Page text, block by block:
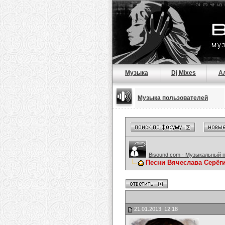
Музыка Dj Mixes
Музыка пользователей
Bisound.com - Музыкальный
Песни Вячеслава
21.01.2013, 12:18